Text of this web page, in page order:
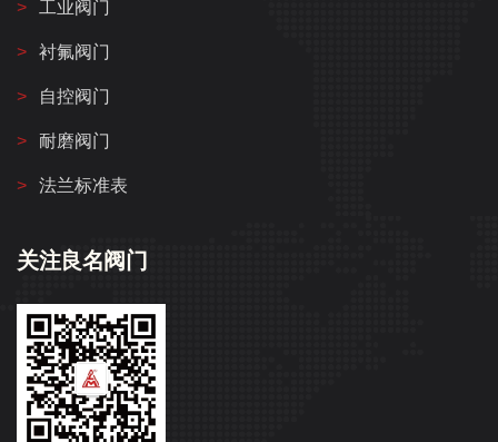
工业阀门
衬氟阀门
自控阀门
耐磨阀门
法兰标准表
关注良名阀门